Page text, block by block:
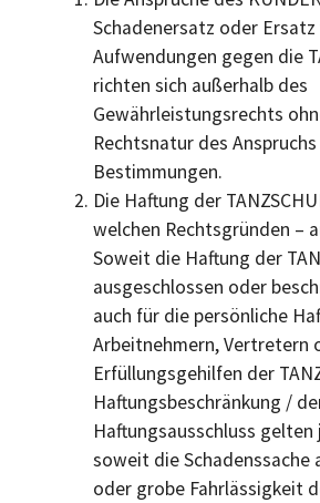
Schadenersatz oder
Aufwendungen gegen die
richten sich außerhalb des
Gewährleistungsrechts
Rechtsnatur des
Bestimmungen.
Die Haftung der
welchen Rechtsgründen –
Soweit die Haftung der
ausgeschlossen oder
auch für die persönliche
Arbeitnehmern, Vertretern
Erfüllungsgehilfen der
Haftungsbeschränkung /
Haftungsausschluss
soweit die Schadenssache
oder grobe Fahrlässigkeit